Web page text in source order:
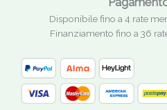
Disponibile fino a 4 rate
Finanziamento fino a 36